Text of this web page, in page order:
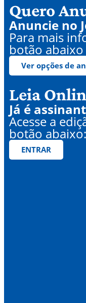
Quero
Anuncie no
Para mais
botão abaixo
Ver opções de
Leia
Já é
Acesse a
botão abaixo:
ENTRAR